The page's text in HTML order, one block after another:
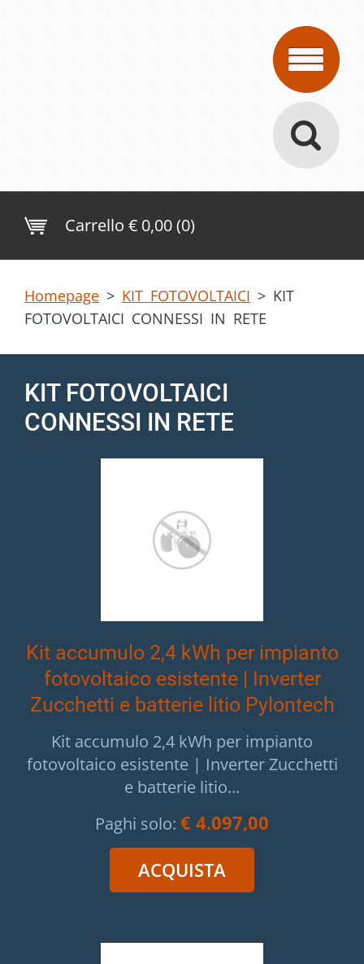
Carrello € 0,00 (0)
Homepage > KIT FOTOVOLTAICI > KIT
FOTOVOLTAICI CONNESSI IN RETE
KIT FOTOVOLTAICI
CONNESSI IN RETE
Kit accumulo 2,4 kWh per impianto
fotovoltaico esistente | Inverter
Zucchetti e batterie litio Pylontech
Kit accumulo 2,4 kWh per impianto
fotovoltaico esistente | Inverter Zucchetti
e batterie litio...
Paghi solo: € 4.097,00